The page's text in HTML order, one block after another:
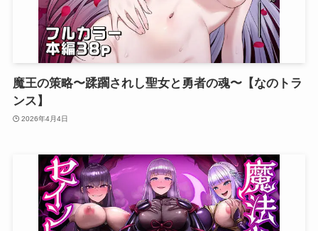
魔王の策略〜蹂躙されし聖女と勇者の魂〜【なのトラ
ンス】
2026年4月4日